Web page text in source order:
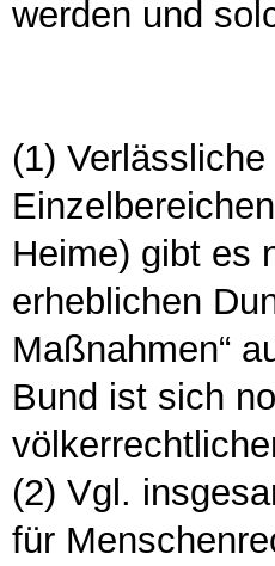
werden und
(1)
Heime) gibt es
erheblichen
Maßnahmen“
Bund ist sich
(2) Vgl.
für